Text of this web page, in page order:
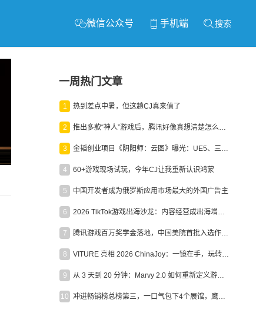
微信公众号 手机端 搜索
一周热门文章
1 热到差点中暑，但这趟CJ真来值了
2 推出多款“神人”游戏后，腾讯好像真想清楚怎么做二次元了
3 金韬创业项目《阴阳师：云图》曝光：UE5、三端互通、ARPG
4 60+游戏现场试玩，今年CJ让我重新认识鸿蒙
5 中国开发者成为俄罗斯应用市场最大的外国广告主
6 2026 TikTok游戏出海沙龙：内容经营成出海增长新引擎
7 腾讯游戏百万奖学金落地，中国美院首批入选作品获业内关注
8 VITURE 亮相 2026 ChinaJoy：一镜在手，玩转全场！
9 从 3 天到 20 分钟：Marvy 2.0 如何重新定义游戏出海营销效率？
10 冲进畅销榜总榜第三，一口气包下4个展馆，鹰角把嘉年华做爆了